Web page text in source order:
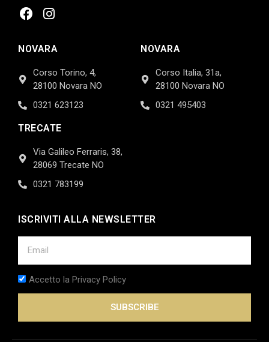
NOVARA
Corso Torino, 4,
28100 Novara NO
0321 623123
NOVARA
Corso Italia, 31a,
28100 Novara NO
0321 495403
TRECATE
Via Galileo Ferraris, 38,
28069 Trecate NO
0321 783199
ISCRIVITI ALLA NEWSLETTER
Accetto la Privacy Policy
SUBSCRIBE